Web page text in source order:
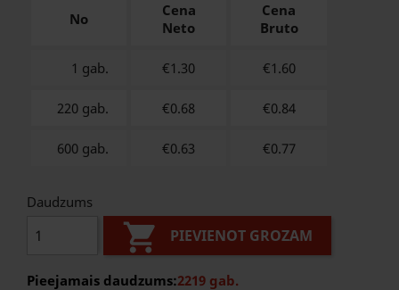
No
Cena
Neto
Cena
Bruto
1 gab. €1.30 €1.60
220 gab. €0.68 €0.84
600 gab. €0.63 €0.77
Daudzums
 PIEVIENOT GROZAM
Pieejamais daudzums:2219 gab.